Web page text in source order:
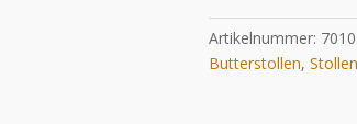
Artikelnummer: 7010
Butterstollen, Stollen